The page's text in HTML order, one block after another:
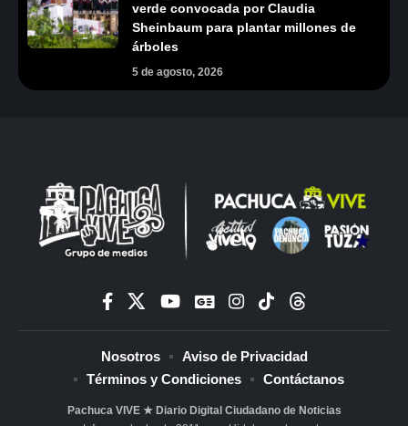
verde convocada por Claudia
Sheinbaum para plantar millones de
árboles
5 de agosto, 2026
Pachuca VIVE ★ Diario Digital Ciudadano de Noticias
Nosotros
Aviso de Privacidad
Términos y Condiciones
Contáctanos